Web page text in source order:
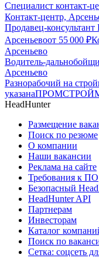
Специалист контакт-
Контакт-центр,
Продавец-консультант
Арсеньевоот 55 000 ₽
Арсеньево
Водитель-
Арсеньево
Разнорабочий на
указана
HeadHunter
Размещение
Поиск по резюме
О компании
Наши вакансии
Реклама на сайте
Требования к ПО
Безопасный
HeadHunter API
Партнерам
Инвесторам
Каталог
Поиск по
Сетка: соцсеть